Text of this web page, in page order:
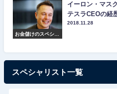
お金儲けのスペシャ
イーロン・マス
テスラCEOの経
2018.11.28
スペシャリスト一覧